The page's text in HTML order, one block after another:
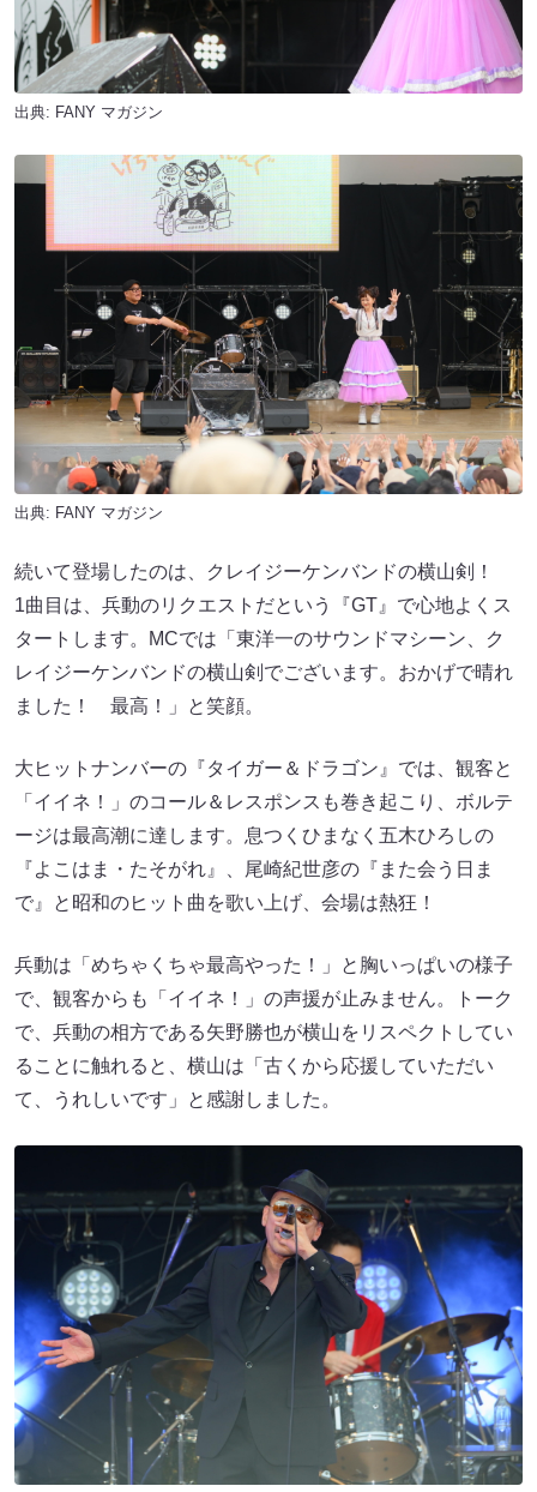
出典: FANY マガジン
出典: FANY マガジン
続いて登場したのは、クレイジーケンバンドの横山剣！
1曲目は、兵動のリクエストだという『GT』で心地よくス
タートします。MCでは「東洋一のサウンドマシーン、ク
レイジーケンバンドの横山剣でございます。おかげで晴れ
ました！ 最高！」と笑顔。
大ヒットナンバーの『タイガー＆ドラゴン』では、観客と
「イイネ！」のコール＆レスポンスも巻き起こり、ボルテ
ージは最高潮に達します。息つくひまなく五木ひろしの
『よこはま・たそがれ』、尾崎紀世彦の『また会う日ま
で』と昭和のヒット曲を歌い上げ、会場は熱狂！
兵動は「めちゃくちゃ最高やった！」と胸いっぱいの様子
で、観客からも「イイネ！」の声援が止みません。トーク
で、兵動の相方である矢野勝也が横山をリスペクトしてい
ることに触れると、横山は「古くから応援していただい
て、うれしいです」と感謝しました。